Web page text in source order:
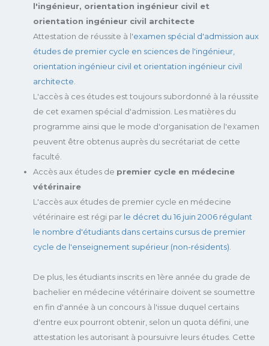
l'ingénieur, orientation ingénieur civil et
orientation ingénieur civil architecte
Attestation de réussite à l'examen spécial d'admission aux
études de premier cycle en sciences de l'ingénieur,
orientation ingénieur civil et orientation ingénieur civil
architecte
L'accès à ces études est toujours subordonné à la réussite
de cet examen spécial d'admission. Les matières du
programme ainsi que le mode d'organisation de l'examen
peuvent être obtenus auprès du secrétariat de cette
faculté.
Accès aux études de premier cycle en médecine
vétérinaire
L'accès aux études de premier cycle en médecine
vétérinaire est régi par le décret du 16 juin 2006 régulant
le nombre d'étudiants dans certains cursus de premier
cycle de l'enseignement supérieur (non-résidents)
De plus, les étudiants inscrits en 1ère année du grade de
bachelier en médecine vétérinaire doivent se soumettre
en fin d'année à un concours à l'issue duquel certains
d'entre eux pourront obtenir, selon un quota défini, une
attestation les autorisant à poursuivre leurs études. Cette